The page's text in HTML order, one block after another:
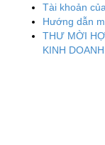
Tài khoản
Hướng dẫn
THƯ MỜI
KINH